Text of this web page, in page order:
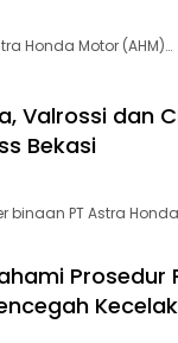
Honda Motor (AHM)…
Valrossi dan
Bekasi
binaan PT Astra
Prosedur